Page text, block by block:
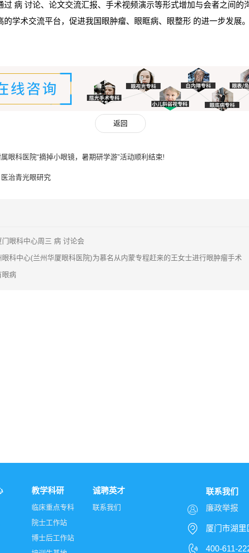
过 病 讨论、论文交流汇报、手术视频演示等形式增加与会者之间的
学术交流平台，促进我国眼肿瘤、眼眶病、眼整形 的进一步发展。
返回
眼科医院“摘掉小眼镜，暑期研学游”活动顺利结束!
治青光眼研究
眼科中心周三 病 讨论会
科中心(兰州华厦眼科医院)为慕名从内蒙专程赶来的王女士进行眼肿瘤手术
眼病
教学科研
临床重点专科
院士工作站
博士后工作站
诚聘英才
联系我们
联系我们
廉政举报
厦门市湖里
400-611-